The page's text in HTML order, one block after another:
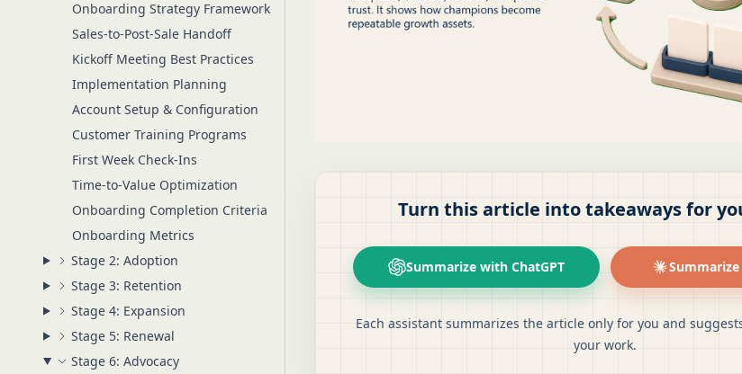
Onboarding Strategy Framework
Sales-to-Post-Sale Handoff
Kickoff Meeting Best Practices
Implementation Planning
Account Setup & Configuration
Customer Training Programs
First Week Check-Ins
Time-to-Value Optimization
Onboarding Completion Criteria
Onboarding Metrics
Stage 2: Adoption
Stage 3: Retention
Stage 4: Expansion
Stage 5: Renewal
Stage 6: Advocacy
Turn this article into takeaways for
Summarize with ChatGPT
Each assistant summarizes the article only for you and
your work.